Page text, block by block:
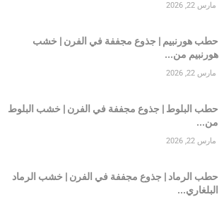
مارس 22, 2026
حطب هورنبيم | جذوع مجففة في الفرن | خشب
هورنبيم من...
مارس 22, 2026
حطب البلوط | جذوع مجففة في الفرن | خشب البلوط
من...
مارس 22, 2026
حطب الرماد | جذوع مجففة في الفرن | خشب الرماد
البلغاري...